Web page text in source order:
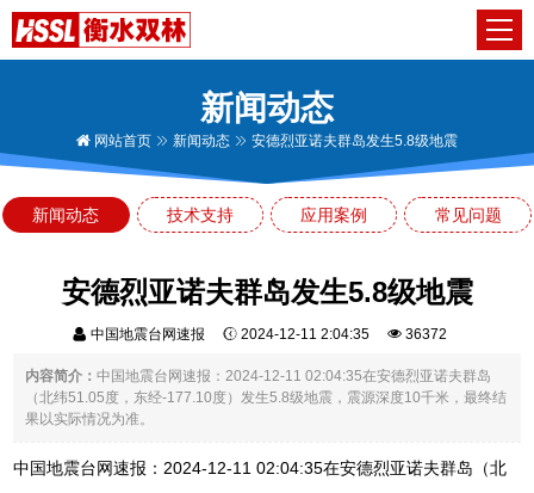
新闻动态
网站首页 新闻动态 安德烈亚诺夫群岛发生5.8级地震
新闻动态 技术支持 应用案例 常见问题
安德烈亚诺夫群岛发生5.8级地震
中国地震台网速报 2024-12-11 2:04:35 36372
内容简介：中国地震台网速报：2024-12-11 02:04:35在安德烈亚诺夫群岛
（北纬51.05度，东经-177.10度）发生5.8级地震，震源深度10千米，最终结
果以实际情况为准。
中国地震台网速报：2024-12-11 02:04:35在安德烈亚诺夫群岛（北